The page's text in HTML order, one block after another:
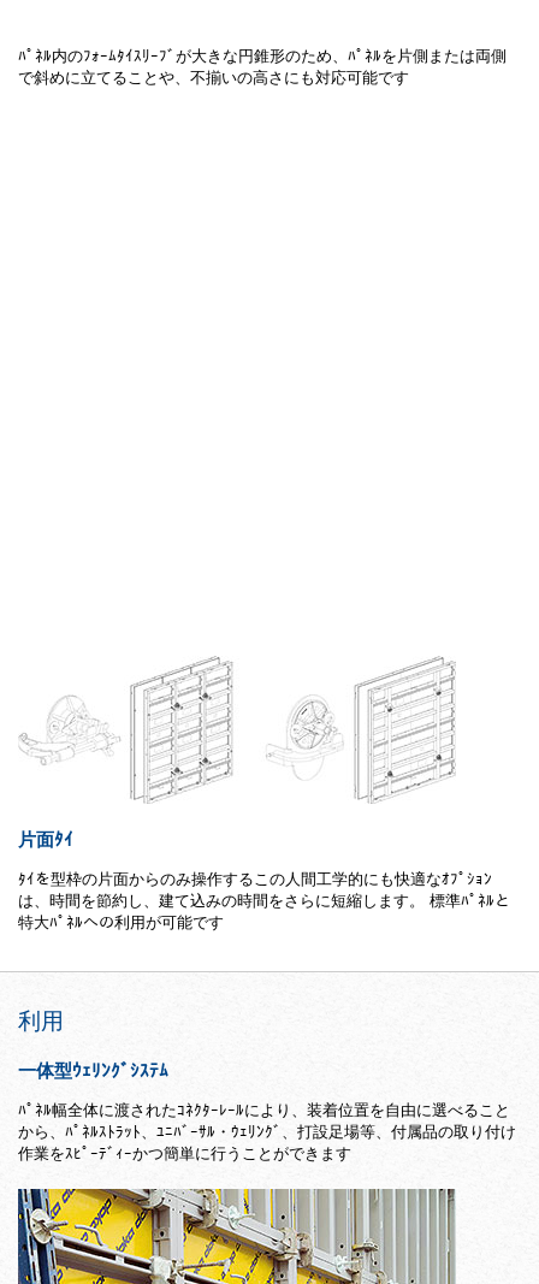
ﾊﾟﾈﾙ内のﾌｫｰﾑﾀｲｽﾘｰﾌﾞが大きな円錐形のため、ﾊﾟﾈﾙを片側または両側
で斜めに立てることや、不揃いの高さにも対応可能です
片面ﾀｲ
ﾀｲを型枠の片面からのみ操作するこの人間工学的にも快適なｵﾌﾟｼｮﾝ
は、時間を節約し、建て込みの時間をさらに短縮します。 標準ﾊﾟﾈﾙと
特大ﾊﾟﾈﾙへの利用が可能です
利用
一体型ｳｪﾘﾝｸﾞｼｽﾃﾑ
ﾊﾟﾈﾙ幅全体に渡されたｺﾈｸﾀｰﾚｰﾙにより、装着位置を自由に選べること
から、ﾊﾟﾈﾙｽﾄﾗｯﾄ、ﾕﾆﾊﾞｰｻﾙ・ｳｪﾘﾝｸﾞ、打設足場等、付属品の取り付け
作業をｽﾋﾟｰﾃﾞｨｰかつ簡単に行うことができます